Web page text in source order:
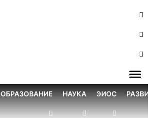
ОБРАЗОВАНИЕ НАУКА ЭИОС